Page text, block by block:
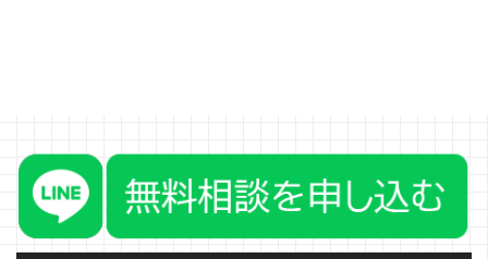
壁があります。 ESの壁 SPIの壁 1
～2次面接の壁 最終面接の壁 もち
ろん、よほど準備をしている学生
は、「壁」な ...